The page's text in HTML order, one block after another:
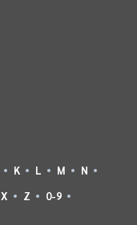
K L M
N
X Z 0-9